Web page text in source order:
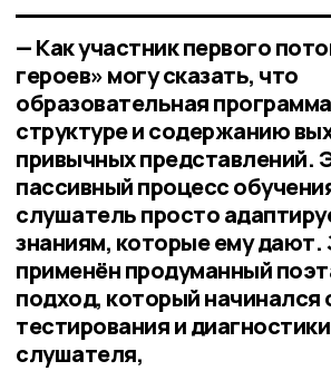
— Как участник первого
героев» могу сказать, что
образовательная
структуре и содержанию
привычных представлений.
пассивный процесс
слушатель просто
знаниям, которые ему
применён продуманный
подход, который начинался
тестирования и
слушателя,